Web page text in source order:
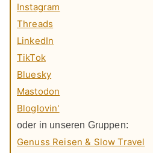
Instagram
Threads
LinkedIn
TikTok
Bluesky
Mastodon
Bloglovin'
oder in unseren Gruppen:
Genuss Reisen & Slow Travel